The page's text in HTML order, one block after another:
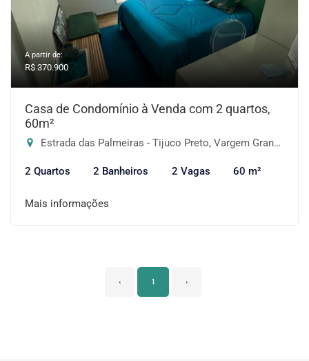
A partir de:
R$ 370.900
Casa de Condomínio à Venda com 2 quartos,
60m²
Estrada das Palmeiras - Tijuco Preto, Vargem Grande Paulista-SP
2 Quartos 2 Banheiros 2 Vagas 60 m²
Mais informações
‹ 1 ›